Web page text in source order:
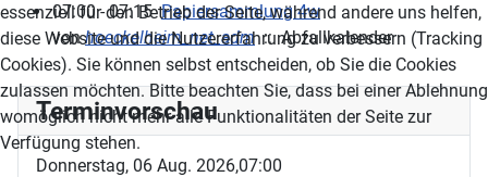
07:00 - 07:15Papiersammlung 4w
von hoeckelheim_net_adm:: Abfallkalender
Terminvorschau
Donnerstag, 06 Aug. 2026,07:00
essenziell für den Betrieb der Seite, während andere uns helfen,
diese Website und die Nutzererfahrung zu verbessern (Tracking
Cookies). Sie können selbst entscheiden, ob Sie die Cookies
zulassen möchten. Bitte beachten Sie, dass bei einer Ablehnung
womöglich nicht mehr alle Funktionalitäten der Seite zur
Verfügung stehen.